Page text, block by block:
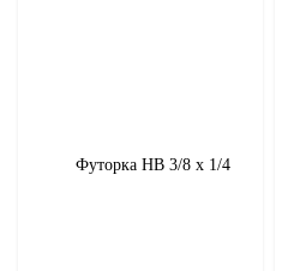
Футорка НВ 3/8 х 1/4